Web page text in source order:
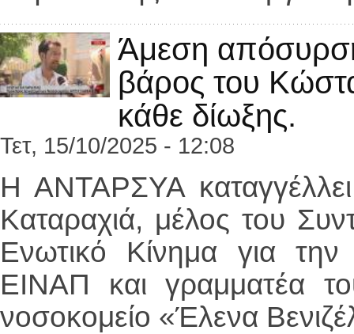
Άμεση
βάρος του
κάθε δίωξης.
Τετ, 15/10/2025 - 12:08
Η ΑΝΤΑΡΣΥΑ
Καταραχιά, μέλος του
Ενωτικό Κίνημα για
ΕΙΝΑΠ και γραμματέα
νοσοκομείο «Έλενα